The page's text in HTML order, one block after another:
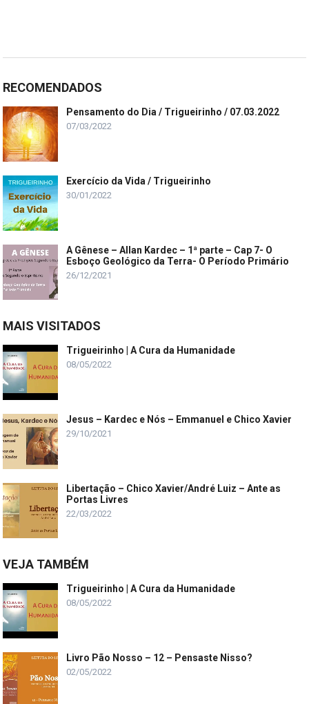
RECOMENDADOS
Pensamento do Dia / Trigueirinho / 07.03.2022
07/03/2022
Exercício da Vida / Trigueirinho
30/01/2022
A Gênese – Allan Kardec – 1ª parte – Cap 7- O
Esboço Geológico da Terra- O Período Primário
26/12/2021
MAIS VISITADOS
Trigueirinho | A Cura da Humanidade
08/05/2022
Jesus – Kardec e Nós – Emmanuel e Chico Xavier
29/10/2021
Libertação – Chico Xavier/André Luiz – Ante as
Portas Livres
22/03/2022
VEJA TAMBÉM
Trigueirinho | A Cura da Humanidade
08/05/2022
Livro Pão Nosso – 12 – Pensaste Nisso?
02/05/2022